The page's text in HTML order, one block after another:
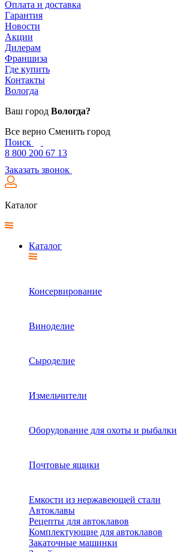
Оплата и доставка
Гарантия
Новости
Акции
Дилерам
Франшиза
Где купить
Контакты
Вологда
Ваш город Вологда?
Все верно Сменить город
Поиск
8 800 200 67 13
Заказать звонок
Каталог
Каталог
Консервирование
Виноделие
Сыроделие
Измельчители
Оборудование для охоты и рыбалки
Почтовые ящики
Емкости из нержавеющей стали
Автоклавы
Рецепты для автоклавов
Комплектующие для автоклавов
Закаточные машинки